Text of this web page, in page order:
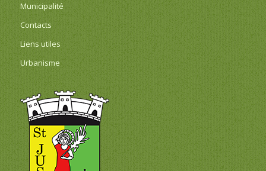
Municipalité
Contacts
Liens utiles
Urbanisme